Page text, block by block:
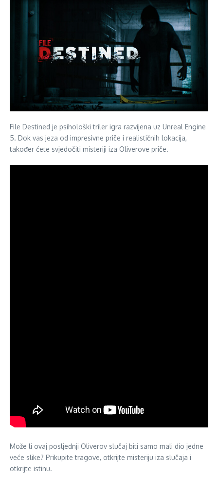
File Destined je psihološki triler igra razvijena uz Unreal Engine
5. Dok vas jeza od impresivne priče i realističnih lokacija,
također ćete svjedočiti misteriji iza Oliverove priče.
Može li ovaj posljednji Oliverov slučaj biti samo mali dio jedne
veće slike? Prikupite tragove, otkrijte misteriju iza slučaja i
otkrijte istinu.